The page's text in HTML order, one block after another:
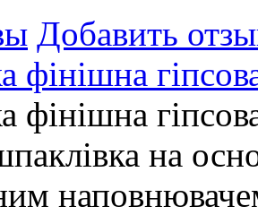
Добавить
фінішна
фінішна
на